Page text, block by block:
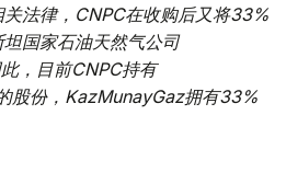
法律，CNPC在收购后又将33%
国家石油天然气公司
，目前CNPC持有
股份，KazMunayGaz拥有33%